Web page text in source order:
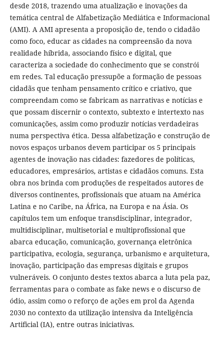
desde 2018, trazendo uma atualização e inovações da
temática central de Alfabetização Mediática e Informacional
(AMI). A AMI apresenta a proposição de, tendo o cidadão
como foco, educar as cidades na compreensão da nova
realidade híbrida, associando físico e digital, que
caracteriza a sociedade do conhecimento que se constrói
em redes. Tal educação pressupõe a formação de pessoas
cidadãs que tenham pensamento crítico e criativo, que
compreendam como se fabricam as narrativas e notícias e
que possam discernir o contexto, subtexto e intertexto nas
comunicações, assim como produzir notícias verdadeiras
numa perspectiva ética. Dessa alfabetização e construção de
novos espaços urbanos devem participar os 5 principais
agentes de inovação nas cidades: fazedores de políticas,
educadores, empresários, artistas e cidadãos comuns. Esta
obra nos brinda com produções de respeitados autores de
diversos continentes, profissionais que atuam na América
Latina e no Caribe, na África, na Europa e na Ásia. Os
capítulos tem um enfoque transdisciplinar, integrador,
multidisciplinar, multisetorial e multiprofissional que
abarca educação, comunicação, governança eletrônica
participativa, ecologia, segurança, urbanismo e arquitetura,
inovação, participação das empresas digitais e grupos
vulneráveis. O conjunto destes textos abarca a luta pela paz,
ferramentas para o combate as fake news e o discurso de
ódio, assim como o reforço de ações em prol da Agenda
2030 no contexto da utilização intensiva da Inteligência
Artificial (IA), entre outras iniciativas.